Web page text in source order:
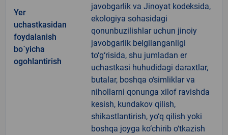
Yer
uchastkasidan
foydalanish
bo`yicha
ogohlantirish
javobgarlik va Jinoyat kodeksida,
ekologiya sohasidagi
qonunbuzilishlar uchun jinoiy
javobgarlik belgilanganligi
to‘g‘risida, shu jumladan er
uchastkasi huhudidagi daraxtlar,
butalar, boshqa o‘simliklar va
nihollarni qonunga xilof ravishda
kesish, kundakov qilish,
shikastlantirish, yo‘q qilish yoki
boshqa joyga ko‘chirib o‘tkazish